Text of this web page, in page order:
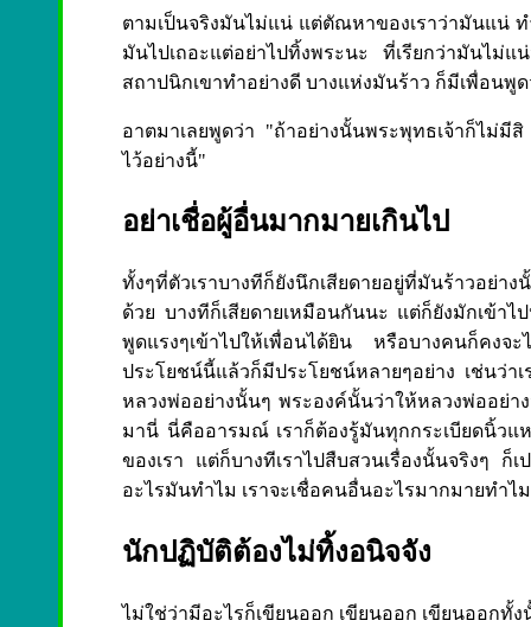
ตามเป็นจริงมันไม่แน่ แต่ตัณหาของเราว่ามันแน่
มันไปเถอะแต่อย่าไปทิ้งพระนะ ที่เรียกว่ามันไม่
สถาปนิกเขาทำอย่างดี บางแห่งมันร้าว ก็มีเพื่อน
อาตมาเลยพูดว่า "ถ้าอย่างนั้นพระพุทธเจ้าก็ไม่มี
ไว้อย่างนี้"
อย่าเชื่อผู้อื่นมากมายเกินไป
ทั้งๆที่ตัวเราบางทีก็ยังนึกเสียดายอยู่ที่มันร้าวอย่
ด้วย บางทีก็เสียดายเหมือนกันนะ แต่ก็ยังมักเข้า
พูดแรงๆเข้าไปให้เพื่อนได้ยิน หรือบางคนก็คงจ
ประโยชน์นี้แล้วก็มีประโยชน์หลายๆอย่าง เช่นว่
หลวงพ่ออย่างนั้นๆ พระองค์นั้นว่าให้หลวงพ่ออย่
มานี่ นี่คืออารมณ์ เราก็ต้องรู้มันทุกกระเบียดนิ้ว
ของเรา แต่ก็บางทีเราไปสืบสวนเรื่องนั้นจริงๆ
อะไรมันทำไม เราจะเชื่อคนอื่นอะไรมากมายทำ
นักปฏิบัติต้องไม่ทิ้งอนิจจัง
ไม่ใช่ว่ามีอะไรก็เขียนออก เขียนออก เขียนออก